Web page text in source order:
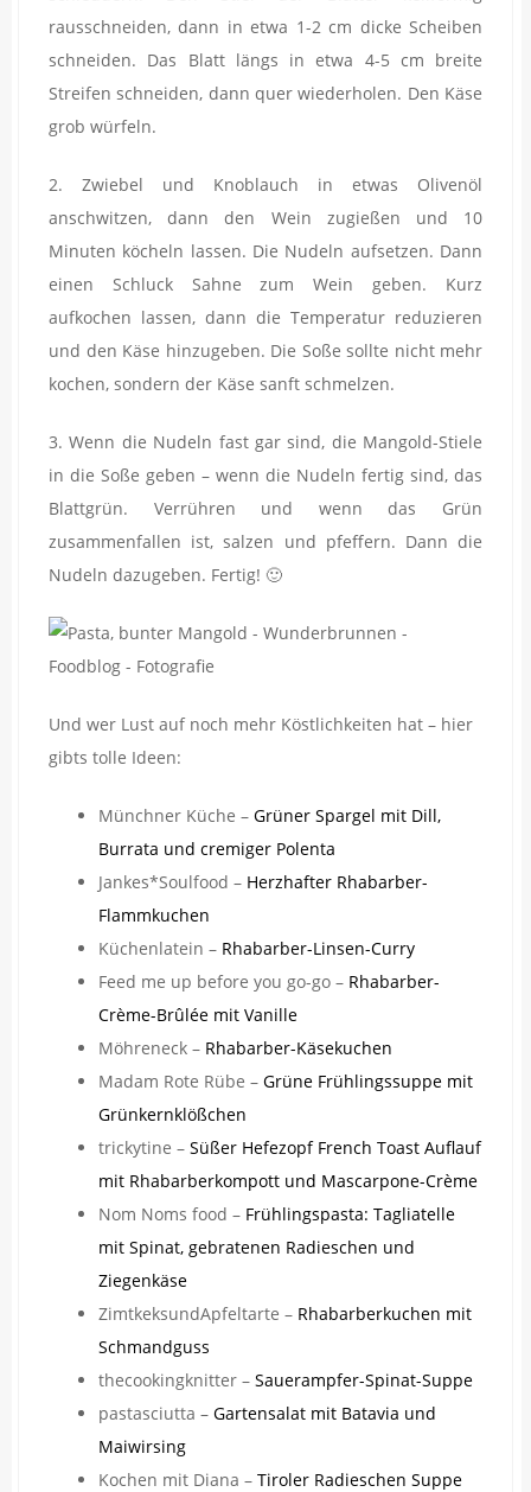
rausschneiden, dann in etwa 1-2 cm dicke Scheiben
schneiden. Das Blatt längs in etwa 4-5 cm breite
Streifen schneiden, dann quer wiederholen. Den Käse
grob würfeln.
2. Zwiebel und Knoblauch in etwas Olivenöl
anschwitzen, dann den Wein zugießen und 10
Minuten köcheln lassen. Die Nudeln aufsetzen. Dann
einen Schluck Sahne zum Wein geben. Kurz
aufkochen lassen, dann die Temperatur reduzieren
und den Käse hinzugeben. Die Soße sollte nicht mehr
kochen, sondern der Käse sanft schmelzen.
3. Wenn die Nudeln fast gar sind, die Mangold-Stiele
in die Soße geben – wenn die Nudeln fertig sind, das
Blattgrün. Verrühren und wenn das Grün
zusammenfallen ist, salzen und pfeffern. Dann die
Nudeln dazugeben. Fertig! 🙂
Und wer Lust auf noch mehr Köstlichkeiten hat – hier
gibts tolle Ideen:
Münchner Küche – Grüner Spargel mit Dill,
Burrata und cremiger Polenta
Jankes*Soulfood – Herzhafter Rhabarber-
Flammkuchen
Küchenlatein – Rhabarber-Linsen-Curry
Feed me up before you go-go – Rhabarber-
Crème-Brûlée mit Vanille
Möhreneck – Rhabarber-Käsekuchen
Madam Rote Rübe – Grüne Frühlingssuppe mit
Grünkernklößchen
trickytine – Süßer Hefezopf French Toast Auflauf
mit Rhabarberkompott und Mascarpone-Crème
Nom Noms food – Frühlingspasta: Tagliatelle
mit Spinat, gebratenen Radieschen und
Ziegenkäse
ZimtkeksundApfeltarte – Rhabarberkuchen mit
Schmandguss
thecookingknitter – Sauerampfer-Spinat-Suppe
pastasciutta – Gartensalat mit Batavia und
Maiwirsing
Kochen mit Diana – Tiroler Radieschen Suppe